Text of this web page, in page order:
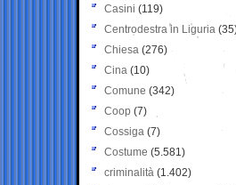
Casini (119)
Centrodestra in Liguria
Chiesa (276)
Cina (10)
Comune (342)
Coop (7)
Cossiga (7)
Costume (5.581)
criminalità (1.402)